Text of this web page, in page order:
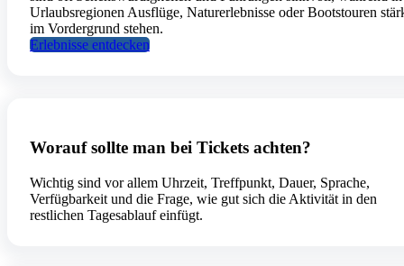
Urlaubsregionen Ausflüge, Naturerlebnisse oder Bootstouren
im Vordergrund stehen.
Erlebnisse entdecken
Worauf sollte man bei Tickets achten?
Wichtig sind vor allem Uhrzeit, Treffpunkt, Dauer, Sprache,
Verfügbarkeit und die Frage, wie gut sich die Aktivität in den
restlichen Tagesablauf einfügt.